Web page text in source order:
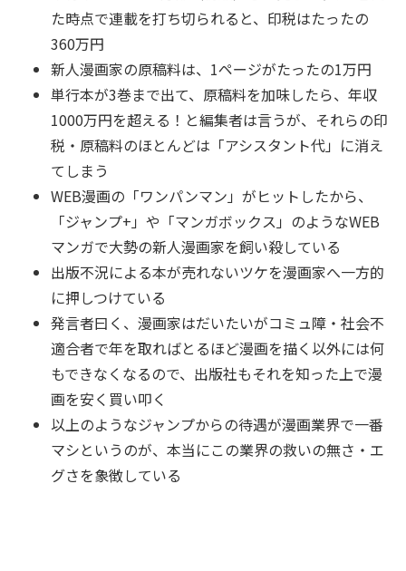
た時点で連載を打ち切られると、印税はたったの
360万円
新人漫画家の原稿料は、1ページがたったの1万円
単行本が3巻まで出て、原稿料を加味したら、年収
1000万円を超える！と編集者は言うが、それらの印
税・原稿料のほとんどは「アシスタント代」に消え
てしまう
WEB漫画の「ワンパンマン」がヒットしたから、
「ジャンプ+」や「マンガボックス」のようなWEB
マンガで大勢の新人漫画家を飼い殺している
出版不況による本が売れないツケを漫画家へ一方的
に押しつけている
発言者曰く、漫画家はだいたいがコミュ障・社会不
適合者で年を取ればとるほど漫画を描く以外には何
もできなくなるので、出版社もそれを知った上で漫
画を安く買い叩く
以上のようなジャンプからの待遇が漫画業界で一番
マシというのが、本当にこの業界の救いの無さ・エ
グさを象徴している